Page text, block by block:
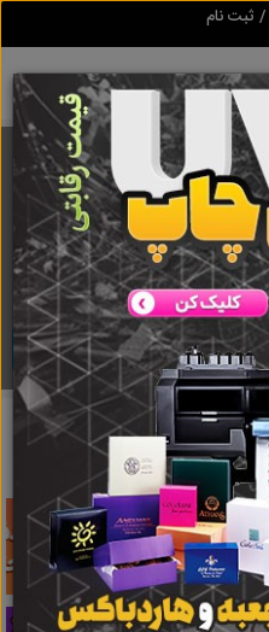
ثبت نام
تبلیغ شو
و تبلیغات اینترنتی
دانلود
نتایج جستجو برای برچسب
لوله